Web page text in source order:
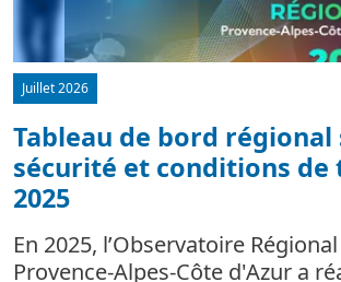
Juillet 2026
Tableau de bord régional
sécurité et conditions de
2025
En 2025, l’Observatoire
Provence-Alpes-Côte d'Azur a